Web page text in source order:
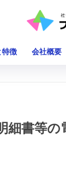
特徴 会社概要
細書等の